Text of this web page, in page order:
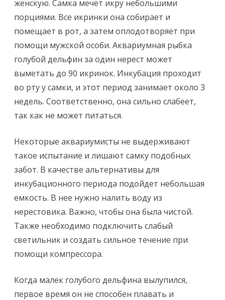
женскую. Самка мечет икру небольшими
порциями. Все икринки она собирает и
помещает в рот, а затем оплодотворяет при
помощи мужской особи. Аквариумная рыбка
голубой дельфин за один нерест может
выметать до 90 икринок. Инкубация проходит
во рту у самки, и этот период занимает около 3
недель. Соответственно, она сильно слабеет,
так как не может питаться.
Некоторые аквариумисты не выдерживают
такое испытание и лишают самку подобных
забот. В качестве альтернативы для
инкубационного периода подойдет небольшая
емкость. В нее нужно налить воду из
нерестовика. Важно, чтобы она была чистой.
Также необходимо подключить слабый
светильник и создать сильное течение при
помощи компрессора.
Когда малек голубого дельфина вылупился,
первое время он не способен плавать и